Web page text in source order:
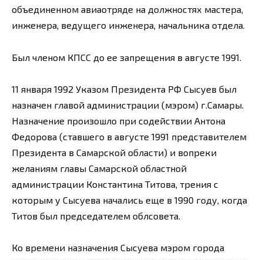
объединенном авиаотряде на должностях мастера,
инженера, ведущего инженера, начальника отдела.
Был членом КПСС до ее запрещения в августе 1991.
11 января 1992 Указом Президента РФ Сысуев был
назначен главой администрации (мэром) г.Самары.
Назначение произошло при содействии Антона
Федорова (ставшего в августе 1991 представителем
Президента в Самарской области) и вопреки
желаниям главы Самарской областной
администрации Константина Титова, трения с
которым у Сысуева начались еще в 1990 году, когда
Титов был председателем облсовета.
Ко времени назначения Сысуева мэром города